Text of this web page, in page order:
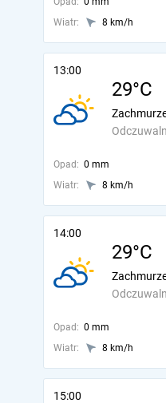
Wiatr:
8 km/h
13:00
29°C
Opad: 0 mm
Wiatr:
8 km/h
14:00
29°C
Opad: 0 mm
Wiatr:
8 km/h
15:00